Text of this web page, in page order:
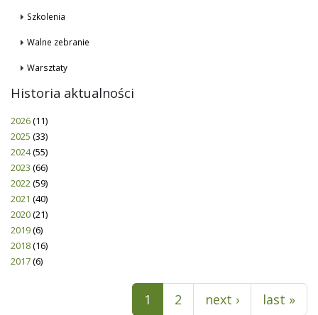
Szkolenia
Walne zebranie
Warsztaty
Historia aktualności
2026(11)
2025 (33)
2024(55)
2023 (66)
2022(59)
2021 (40)
2020(21)
2019(6)
2018(16)
2017(6)
1 2 next › last »